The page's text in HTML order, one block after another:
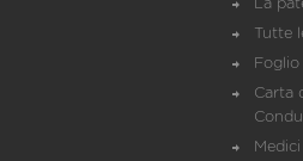
La
Tutte
Foglio
Carta